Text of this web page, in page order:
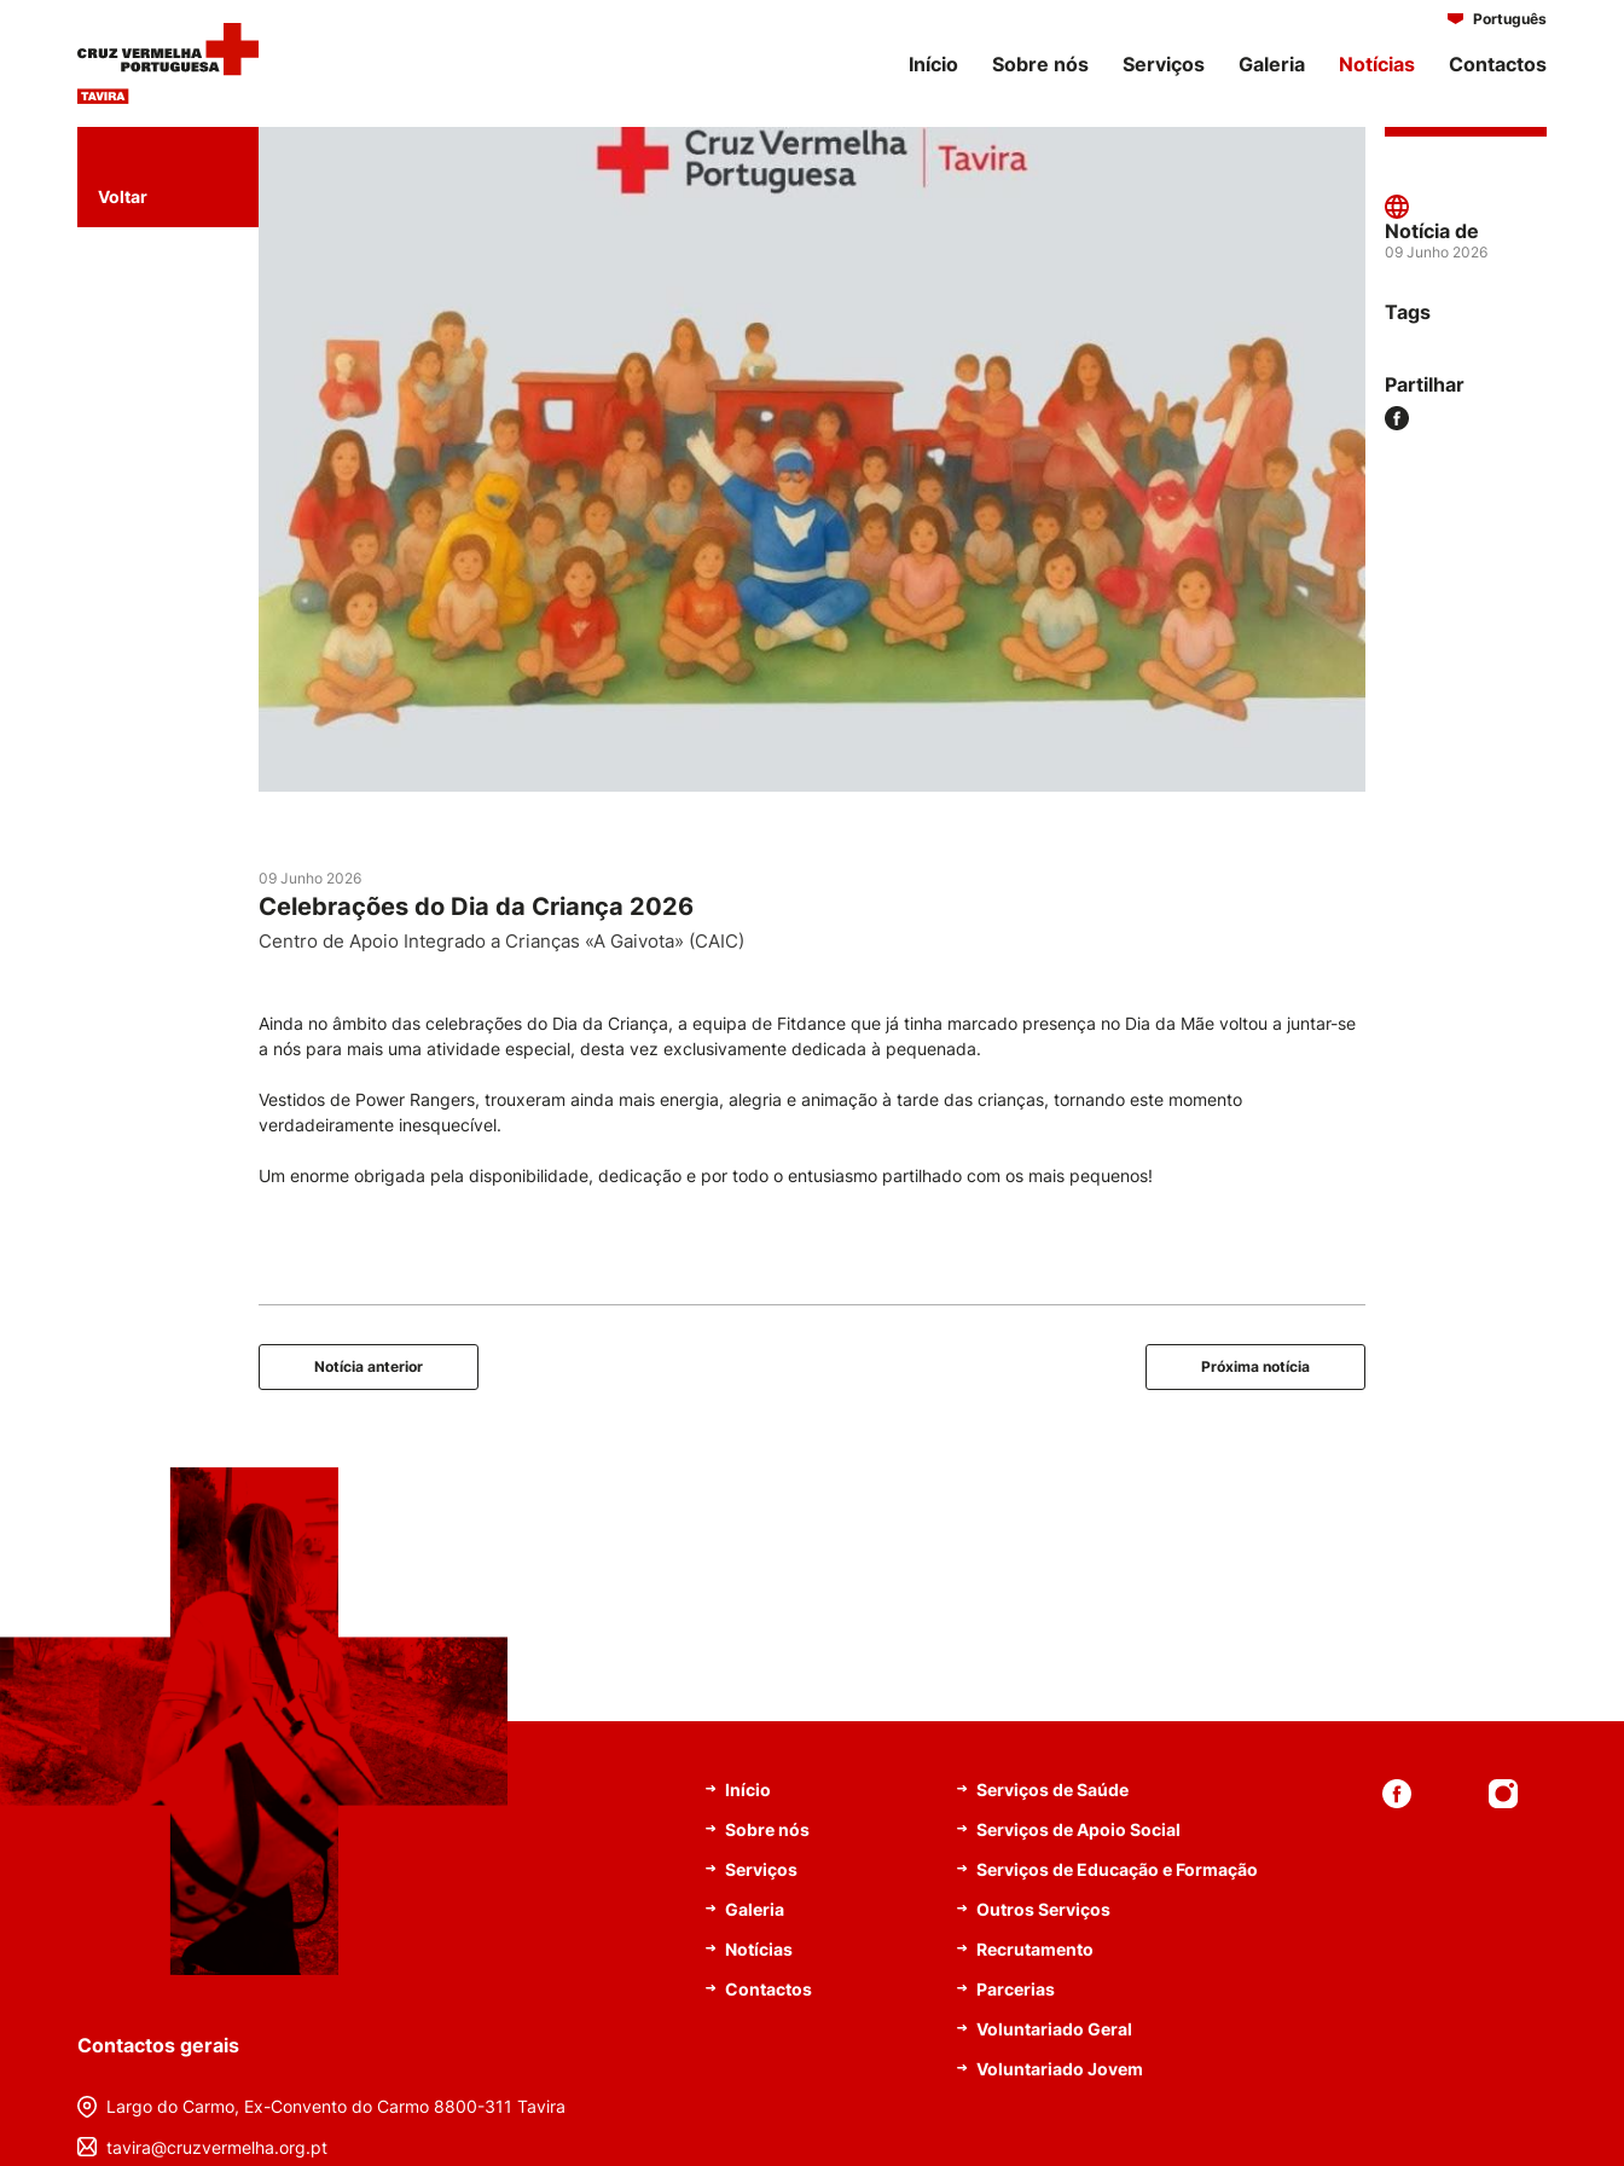
Início Sobre nós Serviços Galeria Notícias Contactos
Português
Italiano
Voltar
Notícia de
09 Junho 2026
Tags
Partilhar
09 Junho 2026
Celebrações do Dia da Criança 2026
Centro de Apoio Integrado a Crianças «A Gaivota» (CAIC)
Ainda no âmbito das celebrações do Dia da Criança, a equipa de Fitdance que já tinha marcado presença no Dia da Mãe voltou a juntar-se
a nós para mais uma atividade especial, desta vez exclusivamente dedicada à pequenada.
Vestidos de Power Rangers, trouxeram ainda mais energia, alegria e animação à tarde das crianças, tornando este momento
verdadeiramente inesquecível.
Um enorme obrigada pela disponibilidade, dedicação e por todo o entusiasmo partilhado com os mais pequenos!
Notícia anterior Próxima notícia
Contactos gerais
Largo do Carmo, Ex-Convento do Carmo 8800-311 Tavira
tavira@cruzvermelha.org.pt
Início
Sobre nós
Serviços
Galeria
Notícias
Contactos
Serviços de Saúde
Serviços de Apoio Social
Serviços de Educação e Formação
Outros Serviços
Recrutamento
Parcerias
Voluntariado Geral
Voluntariado Jovem